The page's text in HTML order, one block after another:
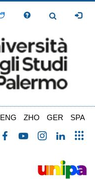
Toggle
ENG ZHO GER SPA